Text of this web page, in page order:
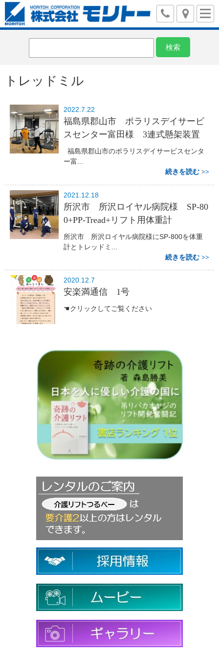
トレッドミル
2022.7.22
福島県郡山市 ポラリスデイサービ
スセンター富田様 3連式懸架装置
福島県郡山市のポラリスデイサービスセンタ
ー富...
続きを読む
2021.12.18
所沢市 所沢ロイヤル病院様 SP-80
0+PP-Tread+リフト用体重計
所沢市 所沢ロイヤル病院様にSP-800を体重
計とトレッドミ...
続きを読む
2020.12.7
安楽満通信 1号
☚クリックしてご覧ください